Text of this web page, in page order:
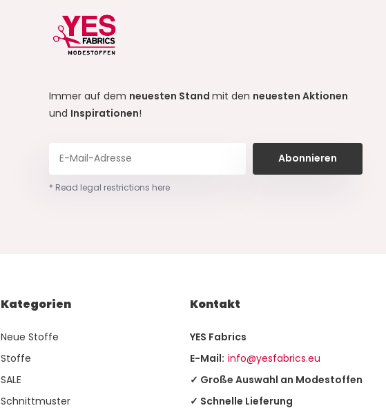
Immer auf dem neuesten Standmit den neuesten Aktionen
und Inspirationen!
Abonnieren
* Read legal restrictions here
Kategorien
Neue Stoffe
Stoffe
SALE
Schnittmuster
Kontakt
YES Fabrics
E-Mail: info@yesfabrics.eu
✓ Große Auswahl an Modestoffen
✓ Schnelle Lieferung